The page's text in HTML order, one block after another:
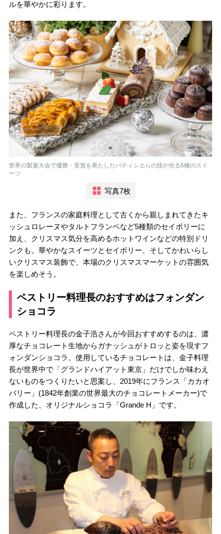
ルを華やかに彩ります。
世界の製菓大会で優勝・受賞を果たしたパティシエらの技が光る6種のスイ
ーツ
写真7枚
また、フランスの家庭料理として古くから親しまれてきたキ
ッシュロレーヌやタルトフランベなど5種類のセイボリーに
加え、クリスマス気分を高めるホットワインなどの特別ドリ
ンクも。華やかなスイーツとセイボリー、そしてかわいらし
いクリスマス装飾で、本場のクリスマスマーケットの雰囲気
を楽しめそう。
ペストリー料理長のおすすめはフォンダン
ショコラ
ペストリー料理長の金子浩さんが今回おすすめするのは、濃
厚なチョコレート生地からガナッシュがトロッと姿を現すフ
ォンダンショコラ。使用しているチョコレートは、金子料理
長が世界中で「グランドハイアット東京」だけでしか味わえ
ないものをつくりたいと思案し、2019年にフランス「カカオ
バリー」(1842年創業の世界最大のチョコレートメーカー)で
作成した、オリジナルショコラ「Grande H」です。